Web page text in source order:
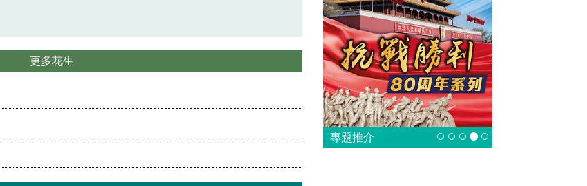
更多花生
專題推介